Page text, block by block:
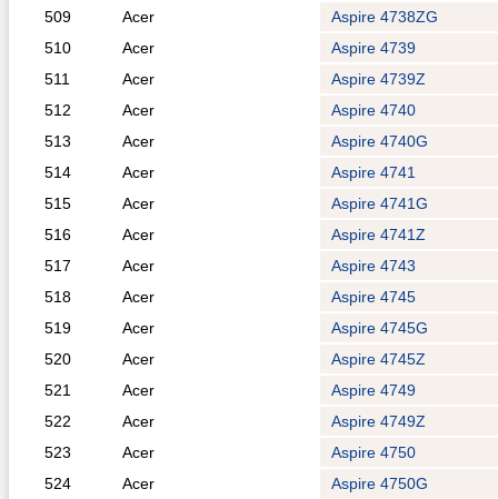
509
Acer
Aspire 4738ZG
510
Acer
Aspire 4739
511
Acer
Aspire 4739Z
512
Acer
Aspire 4740
513
Acer
Aspire 4740G
514
Acer
Aspire 4741
515
Acer
Aspire 4741G
516
Acer
Aspire 4741Z
517
Acer
Aspire 4743
518
Acer
Aspire 4745
519
Acer
Aspire 4745G
520
Acer
Aspire 4745Z
521
Acer
Aspire 4749
522
Acer
Aspire 4749Z
523
Acer
Aspire 4750
524
Acer Aspire 4750G